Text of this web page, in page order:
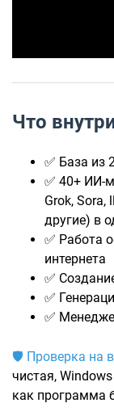
Что
✅ База из
✅ 40+ ИИ-
Grok, Sora,
другие) в
✅ Работа
интернета
✅
✅
✅
🛡️ Проверка на
чистая,
как программа